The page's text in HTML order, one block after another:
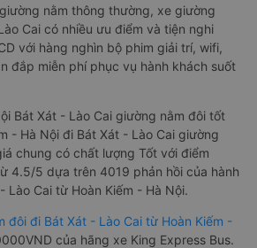
nằm thông thường, xe giường
Cai có nhiều ưu điểm và tiện nghi
với hàng nghìn bộ phim giải trí, wifi,
đắp miễn phí phục vụ hành khách suốt
Bát Xát - Lào Cai giường nằm đôi tốt
- Hà Nội đi Bát Xát - Lào Cai giường
chung có chất lượng Tốt với điểm
4.5/5 dựa trên 4019 phản hồi của hành
Lào Cai từ Hoàn Kiếm - Hà Nội.
đôi đi Bát Xát - Lào Cai từ Hoàn Kiếm -
của hãng xe King Express Bus.